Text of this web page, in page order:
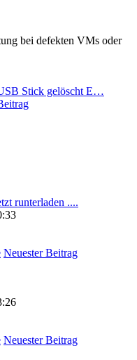
bei defekten VMs oder
Stick gelöscht E…
runterladen ....
Neuester Beitrag
Neuester Beitrag